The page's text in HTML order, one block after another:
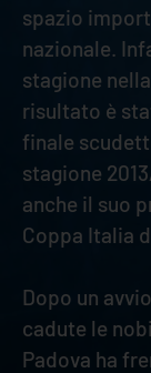
spazio
nazionale.
stagione
risultato è
finale
stagione
anche il suo
Coppa Italia
Dopo un
cadute le
Padova ha